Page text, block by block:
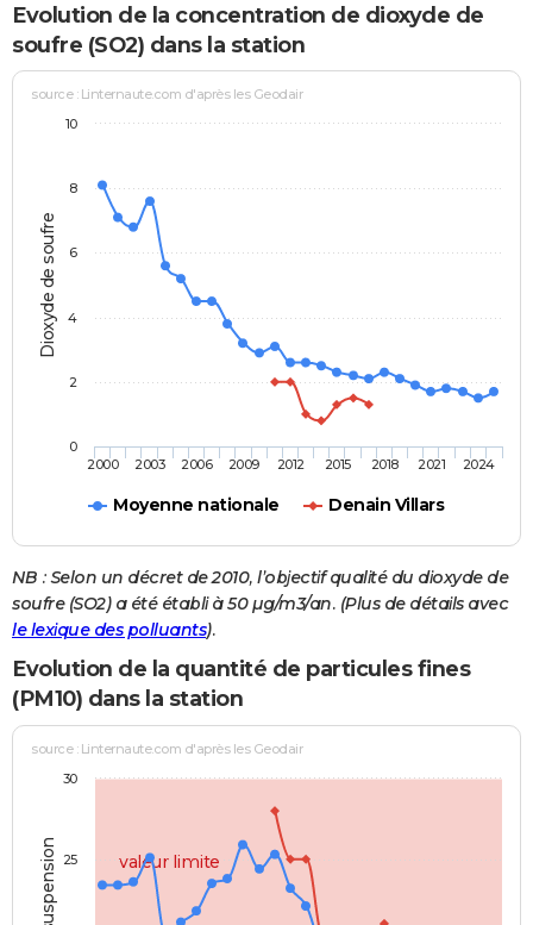
Evolution de la concentration de dioxyde de
soufre (SO2) dans la station
Dioxyde de soufre
source : Linternaute.com d'après les Geodair
Moyenne nationale Denain Villars
2000 2003 2006 2009 2012 2015 2018 2021 2024
0
2
4
6
8
10
NB : Selon un décret de 2010, l’objectif qualité du dioxyde de
soufre (SO2) a été établi à 50 µg/m3/an. (Plus de détails avec
le lexique des polluants).
Evolution de la quantité de particules fines
(PM10) dans la station
valeur limite
source : Linternaute.com d'après les Geodair
25
30